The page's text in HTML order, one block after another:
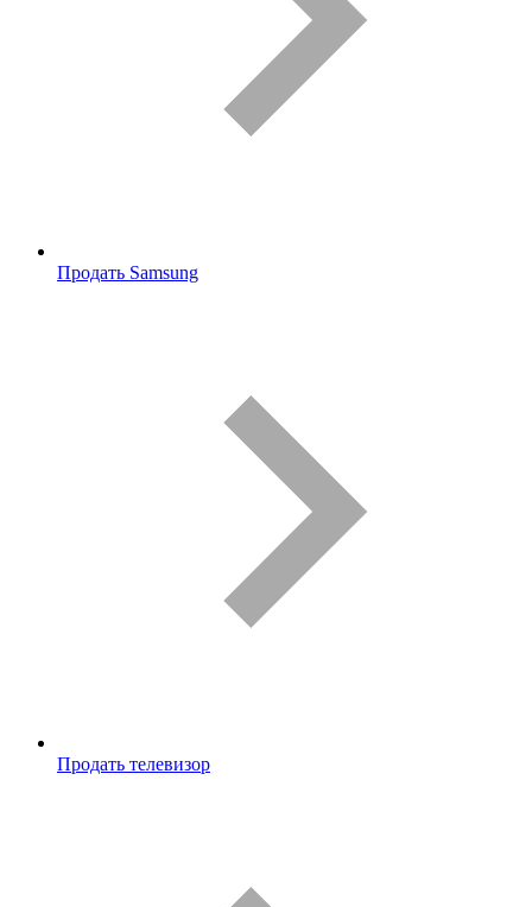
Продать Samsung
Продать телевизор